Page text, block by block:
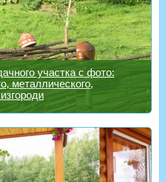
участка с фото:
металлического,